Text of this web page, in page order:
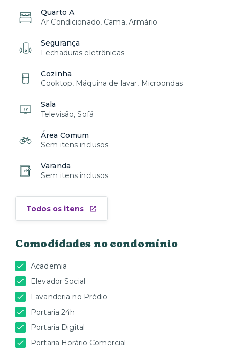
Quarto A
Ar Condicionado, Cama, Armário
Segurança
Fechaduras eletrônicas
Cozinha
Cooktop, Máquina de lavar, Microondas
Sala
Televisão, Sofá
Área Comum
Sem itens inclusos
Varanda
Sem itens inclusos
Todos os itens
Comodidades no condomínio
Academia
Elevador Social
Lavanderia no Prédio
Portaria 24h
Portaria Digital
Portaria Horário Comercial